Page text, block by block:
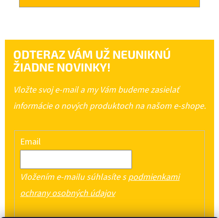
ODTERAZ VÁM UŽ NEUNIKNÚ
ŽIADNE NOVINKY!
Vložte svoj e-mail a my Vám budeme zasielať
informácie o nových produktoch na našom e-shope.
Email
Vložením e-mailu súhlasíte spodmienkami
ochrany osobných údajov